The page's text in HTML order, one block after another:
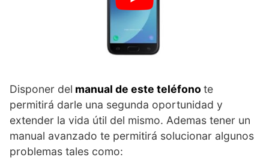
Disponer del manual de este teléfono te
permitirá darle una segunda oportunidad y
extender la vida útil del mismo. Ademas tener un
manual avanzado te permitirá solucionar algunos
problemas tales como: